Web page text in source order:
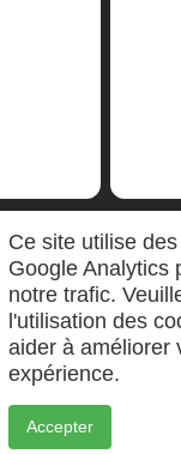
Ce site utilise
Google Analytics
notre trafic.
l'utilisation des
aider à améliorer
expérience.
Accepter